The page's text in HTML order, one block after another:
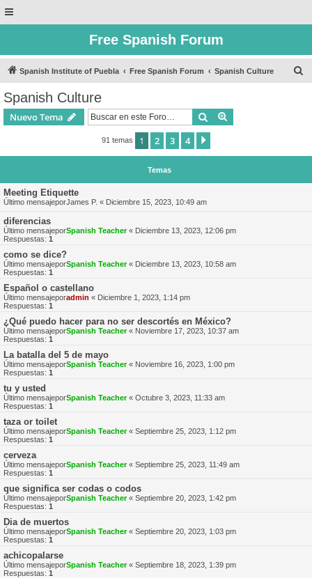
Free Spanish Forum
Spanish Institute of Puebla Free Spanish Forum Spanish Culture
Spanish Culture
Nuevo Tema Buscar
91 temas 1 2 3 4
Temas
Meeting Etiquette
Último mensajeporJames P. « Diciembre 15, 2023, 10:49 am
diferencias
Último mensajeporSpanish Teacher« Diciembre 13, 2023, 12:06 pm
Respuestas: 1
como se dice?
Último mensajeporSpanish Teacher« Diciembre 13, 2023, 10:58 am
Respuestas: 1
Español o castellano
Último mensajeporadmin « Diciembre 1, 2023, 1:14 pm
Respuestas: 1
¿Qué puedo hacer para no ser descortés en México?
Último mensajeporSpanish Teacher« Noviembre 17, 2023, 10:37 am
Respuestas: 1
La batalla del 5 de mayo
Último mensajeporSpanish Teacher« Noviembre 16, 2023, 1:00 pm
Respuestas: 1
tu y usted
Último mensajeporSpanish Teacher« Octubre 3, 2023, 11:33 am
Respuestas: 1
taza or toilet
Último mensajeporSpanish Teacher« Septiembre 25, 2023, 1:12 pm
Respuestas: 1
cerveza
Último mensajeporSpanish Teacher« Septiembre 25, 2023, 11:49 am
Respuestas: 1
que significa ser codas o codos
Último mensajeporSpanish Teacher« Septiembre 20, 2023, 1:42 pm
Respuestas: 1
Dia de muertos
Último mensajeporSpanish Teacher« Septiembre 20, 2023, 1:03 pm
Respuestas: 1
achicopalarse
Último mensajeporSpanish Teacher« Septiembre 18, 2023, 1:39 pm
Respuestas: 1